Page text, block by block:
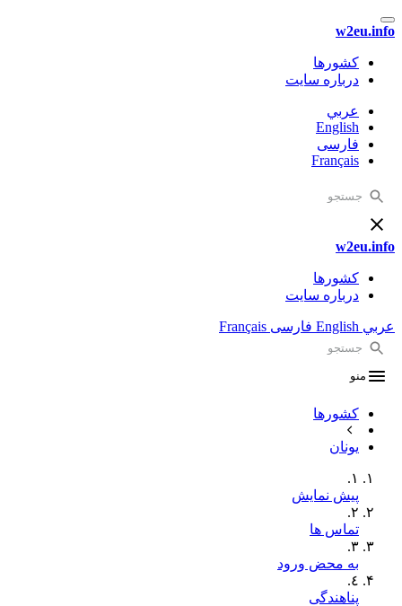
w2eu.info
کشورها
درباره سایت
عربي
English
فارسی
Français
w2eu.info
کشورها
درباره سایت
عربي English فارسی Français
منو
کشورها
یونان
١.
پیش نمایش
٢.
تماس ها
٣.
به محض ورود
٤.
پناهندگی